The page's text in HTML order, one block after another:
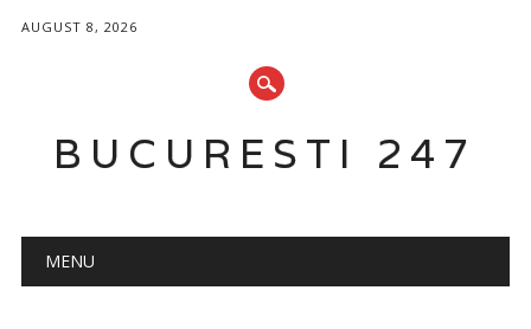
AUGUST 8, 2026
BUCURESTI 247
Main menu
MENU